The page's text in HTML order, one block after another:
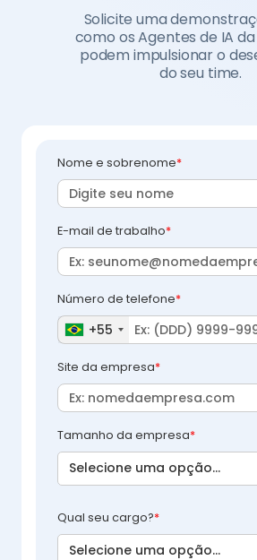
Solicite uma
como os Agentes de IA
podem impulsionar o
do seu time.
Nome e sobrenome*
E-mail de trabalho*
Número de telefone*
+55
Site da empresa*
Tamanho da empresa*
Qual seu cargo?*